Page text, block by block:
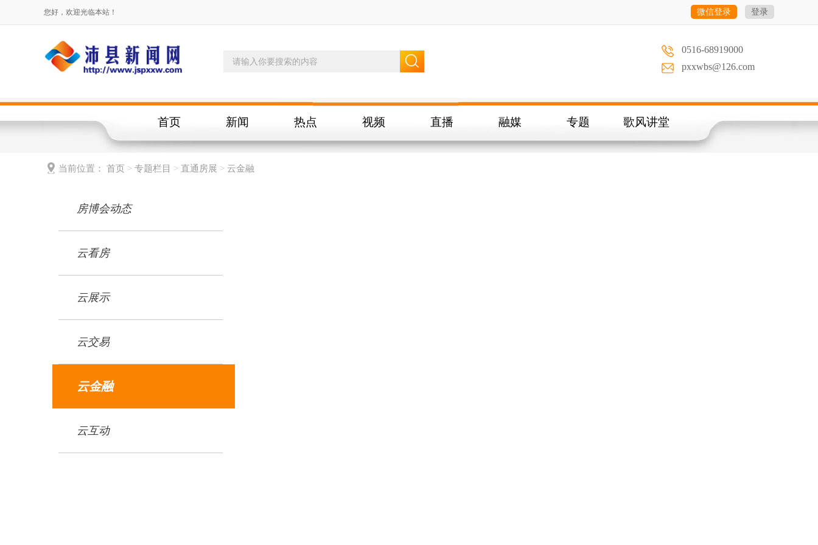
您好，欢迎光临本站！ 微信登录 登录
0516-68919000
pxxwbs@126.com
首页 新闻 热点 视频 直播 融媒 专题 歌风讲堂
当前位置： 首页 > 专题栏目 > 直通房展 > 云金融
房博会动态
云看房
云展示
云交易
云金融
云互动